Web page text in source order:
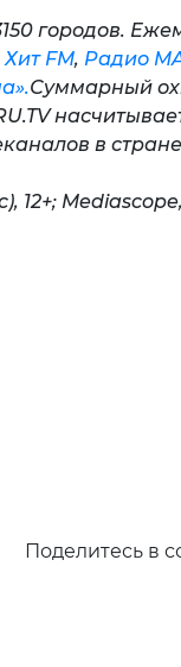
городов.
Хит FM, Радио
Суммарный
в стране
), 12+; Mediascope,
Поделитесь в